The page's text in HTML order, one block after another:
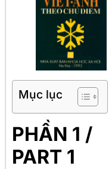
Mục lục
PHẦN 1 /
PART 1